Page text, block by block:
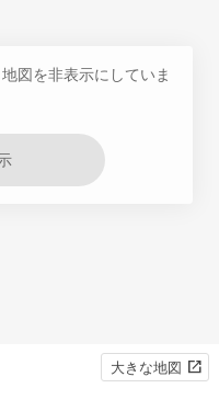
図を非表示にしていま
大きな地図